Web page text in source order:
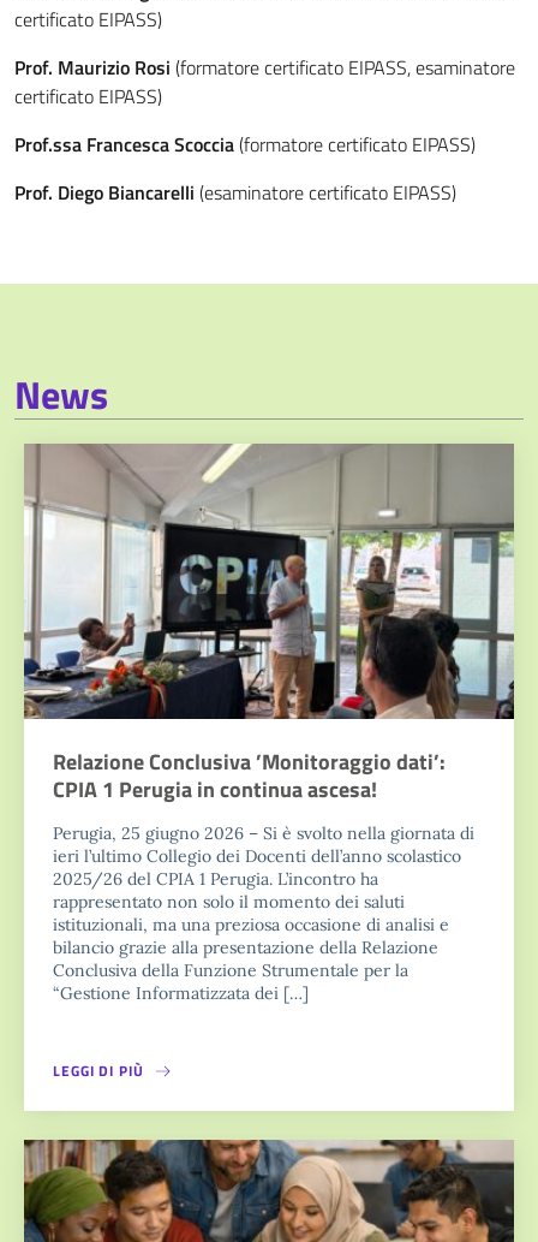
certificato EIPASS)
Prof. Maurizio Rosi (formatore certificato EIPASS, esaminatore
certificato EIPASS)
Prof.ssa Francesca Scoccia(formatore certificato EIPASS)
Prof. Diego Biancarelli (esaminatore certificato EIPASS)
News
Relazione Conclusiva ’Monitoraggio dati’:
CPIA 1 Perugia in continua ascesa!
Perugia, 25 giugno 2026 – Si è svolto nella giornata di
ieri l’ultimo Collegio dei Docenti dell’anno scolastico
2025/26 del CPIA 1 Perugia. L’incontro ha
rappresentato non solo il momento dei saluti
istituzionali, ma una preziosa occasione di analisi e
bilancio grazie alla presentazione della Relazione
Conclusiva della Funzione Strumentale per la
“Gestione Informatizzata dei […]
LEGGI DI PIÙ